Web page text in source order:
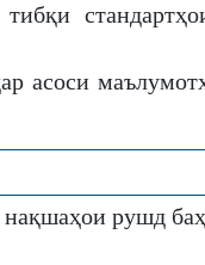
асоси
нақшаҳои рушд